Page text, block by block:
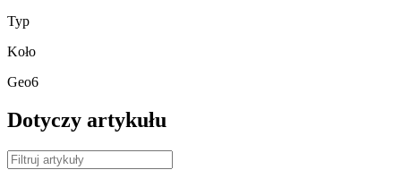
Typ
Koło
Geo6
Dotyczy artykułu